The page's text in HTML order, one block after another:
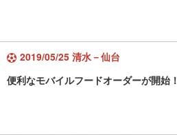
2019/05/25 清水－仙台
便利なモバイルフードオーダーが開始！